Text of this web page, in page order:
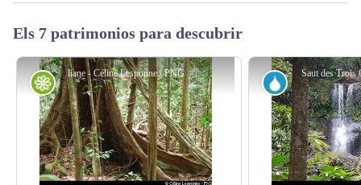
Els 7 patrimonios para descubrir
liane - Céline Lesponne / PNG
Flora
Saut des Trois
Río y cascada